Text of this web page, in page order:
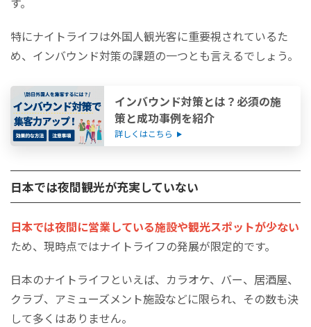
特にナイトライフは外国人観光客に重要視されているた
め、インバウンド対策の課題の一つとも言えるでしょう。
インバウンド対策とは？必須の施
策と成功事例を紹介
詳しくはこちら
日本では夜間観光が充実していない
日本では夜間に営業している施設や観光スポットが少ない
ため、現時点ではナイトライフの発展が限定的です。
日本のナイトライフといえば、カラオケ、バー、居酒屋、
クラブ、アミューズメント施設などに限られ、その数も決
して多くはありません。